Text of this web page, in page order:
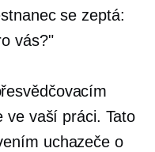
se zeptá:
vás?"
ve vaší práci. Tato
uchazeče o